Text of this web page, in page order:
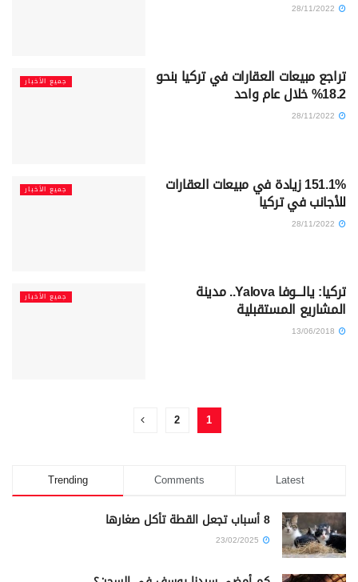
جميع الأخبار تراجع مبيعات العقارات في تركيا بنحو
18.2% خلال عام واحد
جميع الأخبار 151.1% زيادة في مبيعات العقارات
للأجانب في تركيا
جميع الأخبار تركيا: يالـــوفا Yalova.. مدينة
المشاريع المستقبلية
1
2
Trending Comments Latest
8 أسباب تجعل القطة تأكل صغارها